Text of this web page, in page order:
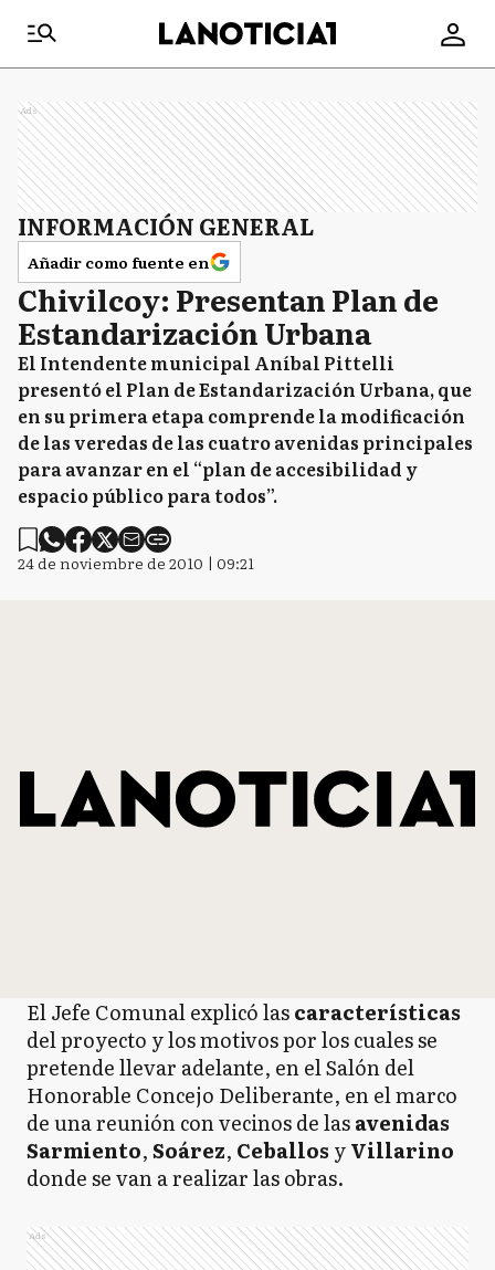
Ads
INFORMACIÓN GENERAL
Añadir como fuente en
Chivilcoy: Presentan Plan de
Estandarización Urbana
El Intendente municipal Aníbal Pittelli
presentó el Plan de Estandarización Urbana, que
en su primera etapa comprende la modificación
de las veredas de las cuatro avenidas principales
para avanzar en el “plan de accesibilidad y
espacio público para todos”.
24 de noviembre de 2010 | 09:21
El Jefe Comunal explicó lascaracterísticas
del proyecto y los motivos por los cuales se
pretende llevar adelante, en el Salón del
Honorable Concejo Deliberante, en el marco
de una reunión con vecinos de lasavenidas
Sarmiento,Soárez, Ceballos yVillarino
donde se van a realizar las obras.
Ads